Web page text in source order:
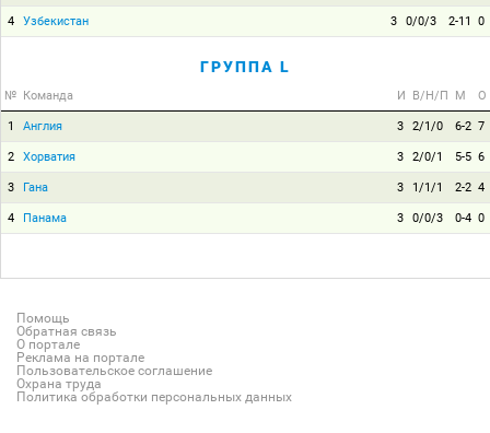
4 Узбекистан 3 0/0/3 2-11 0
ГРУППА L
№ Команда И В/Н/П М О
1 Англия 3 2/1/0 6-2 7
2 Хорватия 3 2/0/1 5-5 6
3 Гана 3 1/1/1 2-2 4
4 Панама 3 0/0/3 0-4 0
Помощь
Обратная связь
О портале
Реклама на портале
Пользовательское соглашение
Охрана труда
Политика обработки персональных данных